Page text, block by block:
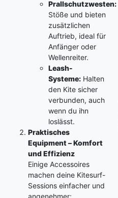
Prallschutzwesten:
Stöße und bieten
zusätzlichen
Auftrieb, ideal für
Anfänger oder
Wellenreiter.
Leash-
Systeme: Halten
den Kite sicher
verbunden, auch
wenn du ihn
loslässt.
Praktisches
Equipment – Komfort
und Effizienz
Einige Accessoires
machen deine Kitesurf-
Sessions einfacher und
angenehmer: